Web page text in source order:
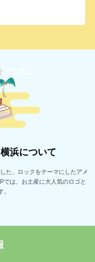
た楽器や衣装を壁に所狭し
では、お土産に大人気の
入りのオリジナルグッズも
す。
浜について
た、ロックをテーマにしたアメ
では、お土産に大人気のロゴと